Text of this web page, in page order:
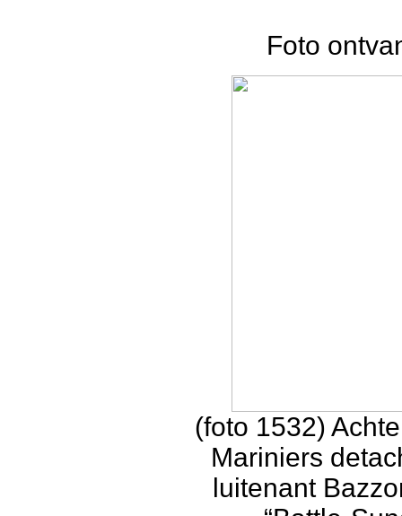
Foto
(foto 1532)
Mariniers
luitenant